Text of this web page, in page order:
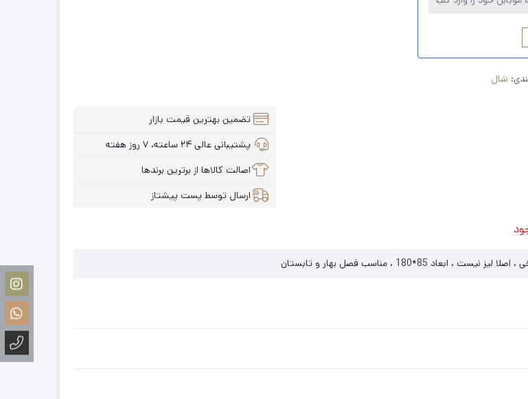
شال
تضمین بهترین قیمت بازار
پشتیبانی عالی ۲۴ ساعته، ۷ روز هفته
اصالت کالاها از برترین برندها
ارسال توسط پست پیشتاز
نیست ، ابعاد 85*180 ، مناسب فصل بهار و تابستان